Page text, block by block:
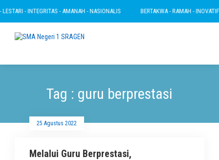
- INTEGRITAS - AMANAH - NASIONALIS BERTAKWA - RAMAH -
Tag : guru berprestasi
25 Agustus 2022
Melalui Guru Berprestasi,